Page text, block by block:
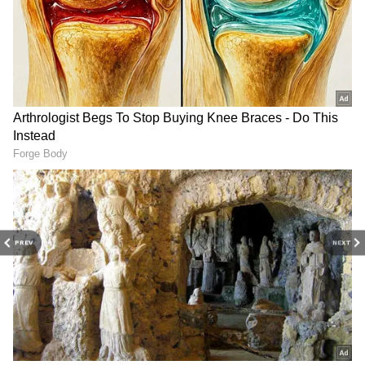
PREV NEXT
மேலும் சிறுமியை மணிகண்டன் கடத்திச்
DOWNLOAD APP